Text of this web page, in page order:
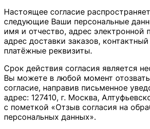
Настоящее согласие
следующие Ваши персональные
имя и отчество, адрес электронной
адрес доставки заказов,
платёжные реквизиты.
Срок действия согласия является
Вы можете в любой момент
согласие, направив письменное
адрес: 127410, г. Москва,
с пометкой «Отзыв согласия на
персональных данных».